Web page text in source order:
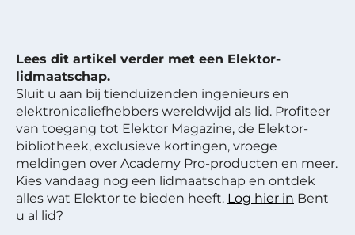
Lees dit artikel verder met een Elektor-
lidmaatschap.
Sluit u aan bij tienduizenden ingenieurs en
elektronicaliefhebbers wereldwijd als lid. Profiteer
van toegang tot Elektor Magazine, de Elektor-
bibliotheek, exclusieve kortingen, vroege
meldingen over Academy Pro-producten en meer.
Kies vandaag nog een lidmaatschap en ontdek
alles wat Elektor te bieden heeft. Log hier in Bent
u al lid?